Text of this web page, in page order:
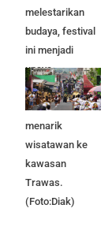
melestarikan
budaya, festival
ini menjadi
upaya
menggerakkan
UMKM dan
menarik
wisatawan ke
kawasan
Trawas.
(Foto:Diak)